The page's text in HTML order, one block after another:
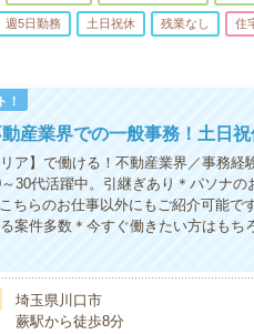
週5日勤務 土日祝休 残業なし 住
！
産業界での一般事務！土日祝
リア】で働ける！不動産業界／事務
30代活躍中。引継ぎあり＊パソナ
ちらのお仕事以外にもご紹介可能
案件多数＊今すぐ働きたい方はも
埼玉県川口市
蕨駅から徒歩8分